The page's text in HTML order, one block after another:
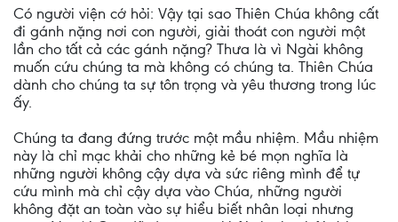
Có người viện cớ hỏi: Vậy tại sao Thiên Chúa không cất
đi gánh nặng nơi con người, giải thoát con người một
lần cho tất cả các gánh nặng? Thưa là vì Ngài không
muốn cứu chúng ta mà không có chúng ta. Thiên Chúa
dành cho chúng ta sự tôn trọng và yêu thương trong lúc
ấy.
Chúng ta đang đứng trước một mầu nhiệm. Mầu nhiệm
này là chỉ mạc khải cho những kẻ bé mọn nghĩa là
những người không cậy dựa và sức riêng mình để tự
cứu mình mà chỉ cậy dựa vào Chúa, những người
không đặt an toàn vào sự hiểu biết nhân loại nhưng